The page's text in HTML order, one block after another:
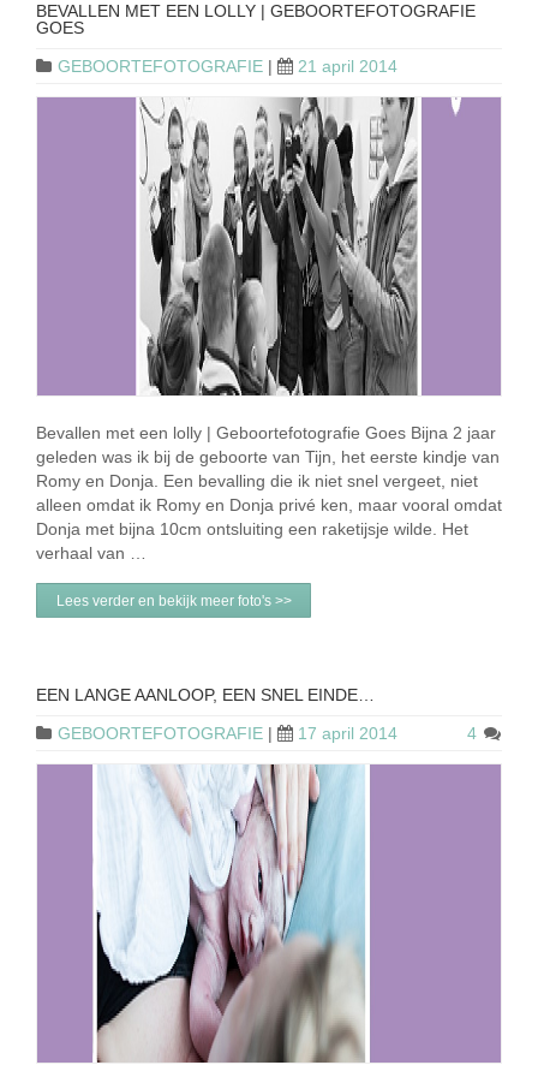
BEVALLEN MET EEN LOLLY | GEBOORTEFOTOGRAFIE
GOES
GEBOORTEFOTOGRAFIE | 21 april 2014
Bevallen met een lolly | Geboortefotografie Goes Bijna 2 jaar
geleden was ik bij de geboorte van Tijn, het eerste kindje van
Romy en Donja. Een bevalling die ik niet snel vergeet, niet
alleen omdat ik Romy en Donja privé ken, maar vooral omdat
Donja met bijna 10cm ontsluiting een raketijsje wilde. Het
verhaal van …
Lees verder en bekijk meer foto's >>
EEN LANGE AANLOOP, EEN SNEL EINDE…
GEBOORTEFOTOGRAFIE | 17 april 2014 4